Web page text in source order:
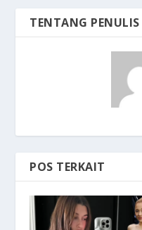
TENTANG PENULIS
POS TERKAIT